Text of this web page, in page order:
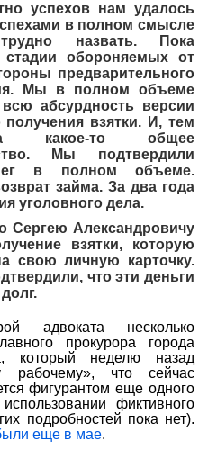
успехов нам удалось
в полном смысле
назвать. Пока
обороняемых от
предварительного
Мы в полном объеме
абсурдность версии
получения взятки. И, тем
какое-то общее
Мы подтвердили
в полном объеме.
займа. За два года
уголовного дела.
Сергею Александровичу
взятки, которую
свою личную карточку.
что эти деньги
адвоката несколько
прокурора города
который неделю назад
рабочему», что сейчас
фигурантом еще одного
фиктивного
подробностей пока нет).
еще в мае.